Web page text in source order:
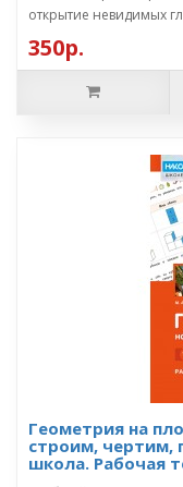
открытие невидимых
350р.
Геометрия на
строим, чертим,
школа. Рабочая